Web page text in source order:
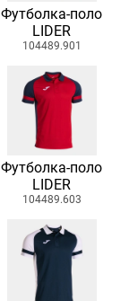
Футболка-поло
LIDER
104489.901
Футболка-поло
LIDER
104489.603